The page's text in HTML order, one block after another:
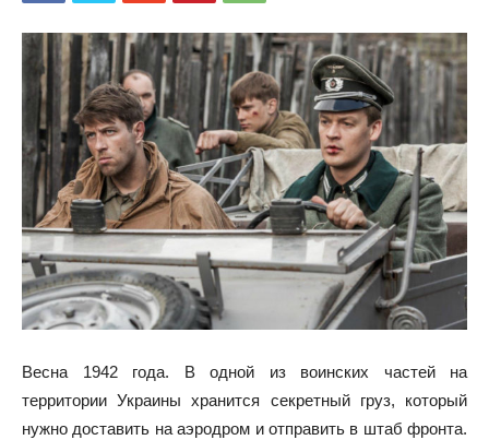
Весна 1942 года. В одной из воинских частей на
территории Украины хранится секретный груз, который
нужно доставить на аэродром и отправить в штаб фронта.